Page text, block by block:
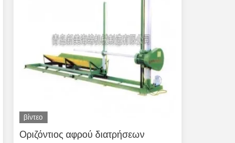
βίντεο
Οριζόντιος αφρού διατρήσεων